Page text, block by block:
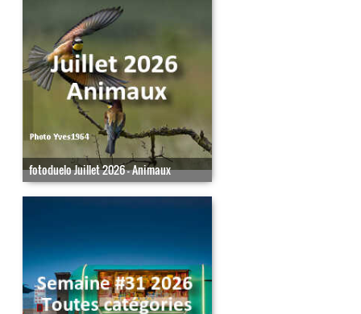
fotoduelo Juillet 2026 - Animaux